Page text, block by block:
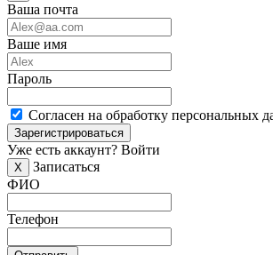
Ваша почта
Ваше имя
Пароль
Согласен на обработку персональных
Зарегистрироваться
Уже есть аккаунт? Войти
X
Записаться
ФИО
Телефон